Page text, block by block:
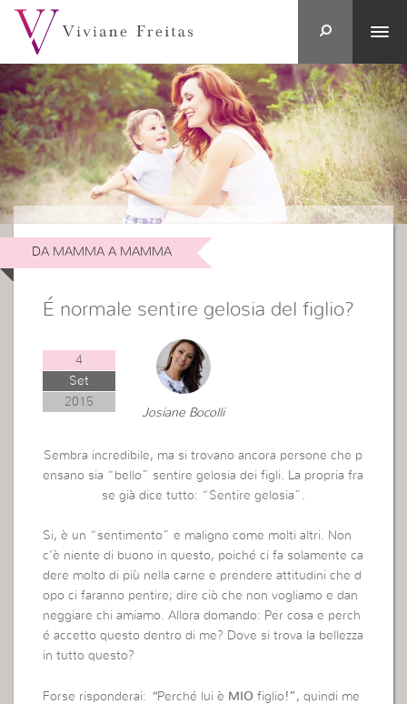
DA MAMMA A MAMMA
É normale sentire gelosia del figlio?
4
Set
2015
Josiane Bocolli
Sembra incredibile, ma si trovano ancora persone che p
ensano sia “bello” sentire gelosia dei figli. La propria fra
se già dice tutto: “Sentire gelosia”.
Si, è un “sentimento” e maligno come molti altri. Non
c’è niente di buono in questo, poiché ci fa solamente ca
dere molto di più nella carne e prendere attitudini che d
opo ci faranno pentire; dire ciò che non vogliamo e dan
neggiare chi amiamo. Allora domando: Per cosa e perch
é accetto questo dentro di me? Dove si trova la bellezza
in tutto questo?
Forse risponderai: “Perché lui è MIO figlio!” , quindi me